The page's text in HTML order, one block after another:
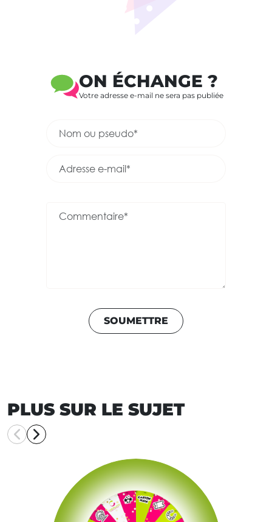
ON ÉCHANGE ?
Votre adresse e-mail ne sera pas publiée
SOUMETTRE
PLUS SUR LE SUJET